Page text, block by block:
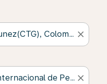
close
close